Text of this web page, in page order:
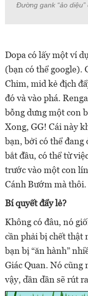
Đường gank “ảo
Dopa có lấy một ví
(bạn có thể google).
Chim, mid kẻ địch
đó và vào phá.
bỗng dưng một con
Xong, GG! Cái này
bạn, bởi có thể đang
bắt đầu, có thể từ
trước vào một con
Cánh Bướm mà thôi.
Bí quyết đẩy lẻ?
Không có đâu, nó
cần phải bị chết thật
bạn bị “ăn hành”
Giác Quan. Nó
vậy, dần dần sẽ rút